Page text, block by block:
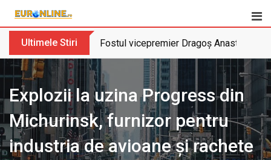
Ultimele Stiri Fostul vicepremier Dragoș Anastasiu
Explozii la uzina Progress din
Michurinsk, furnizor pentru
industria de avioane și rachete